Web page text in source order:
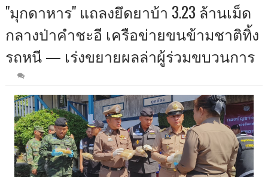
"มุกดาหาร" แถลงยึดยาบ้า 3.23 ล้านเม็ด
กลางป่าคำชะอี เครือข่ายขนข้ามชาติทิ้ง
รถหนี — เร่งขยายผลล่าผู้ร่วมขบวนการ​